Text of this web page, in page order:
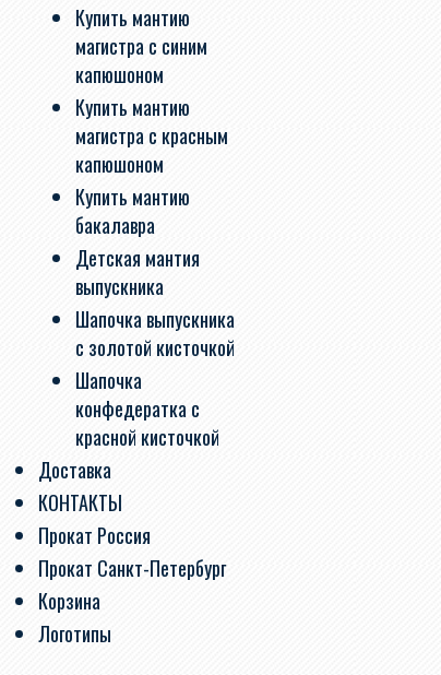
Купить мантию
магистра с синим
капюшоном
Купить мантию
магистра с красным
капюшоном
Купить мантию
бакалавра
Детская мантия
выпускника
Шапочка выпускника
с золотой кисточкой
Шапочка
конфедератка с
красной кисточкой
Доставка
КОНТАКТЫ
Прокат Россия
Прокат Санкт-Петербург
Корзина
Логотипы